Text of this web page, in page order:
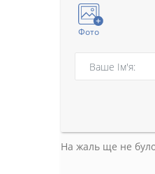
Фото
На жаль ще не було